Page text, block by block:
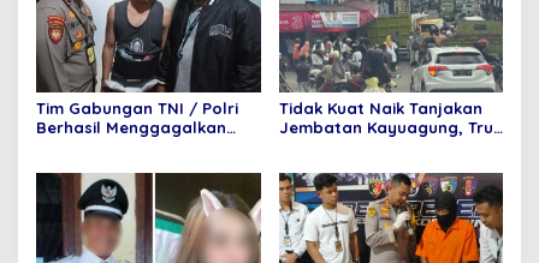
Tim Gabungan TNI / Polri
Berhasil Menggagalkan
Ekstasi Di Bandara
Internasional Minangkabau
Tidak Kuat Naik Tanjakan
Jembatan Kayuagung, Truk